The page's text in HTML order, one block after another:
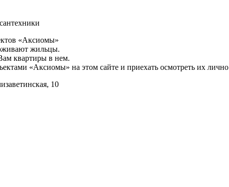
«Аксиомы»
жильцы.
квартиры в нем.
«Аксиомы» на этом сайте и приехать осмотреть их лично
10